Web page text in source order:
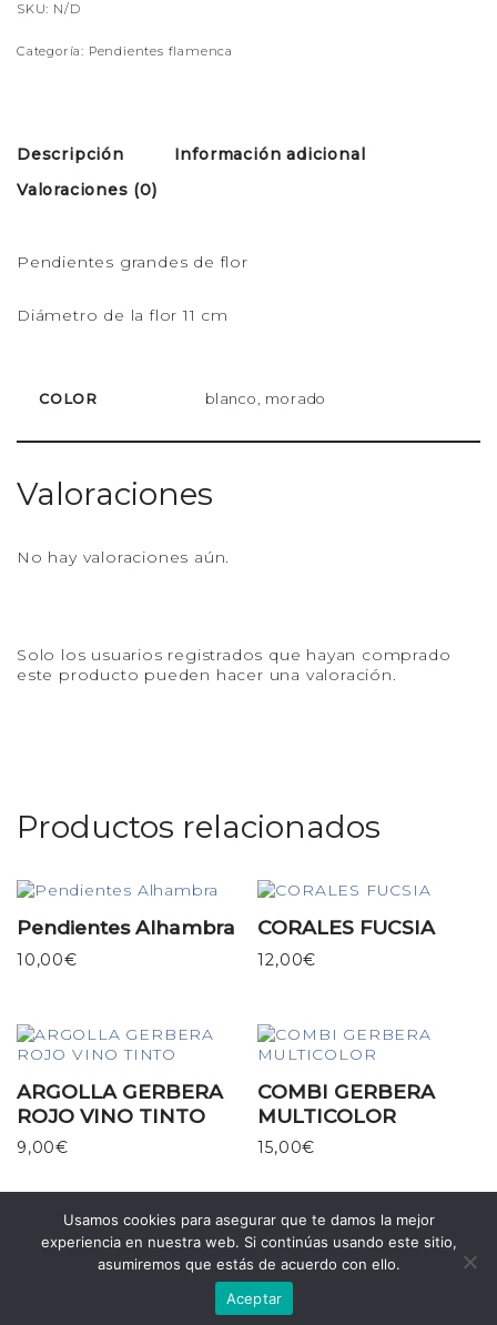
SKU: N/D
Categoría: Pendientes flamenca
Descripción
Información adicional
Valoraciones (0)
Pendientes grandes de flor
Diámetro de la flor 11 cm
COLOR blanco, morado
Valoraciones
No hay valoraciones aún.
Solo los usuarios registrados que hayan comprado
este producto pueden hacer una valoración.
Productos relacionados
Pendientes Alhambra
10,00€
CORALES FUCSIA
12,00€
ARGOLLA GERBERA
ROJO VINO TINTO
9,00€
COMBI GERBERA
MULTICOLOR
15,00€
| Funciona gracias a
Usamos cookies para asegurar que te damos la mejor
experiencia en nuestra web. Si continúas usando este sitio,
asumiremos que estás de acuerdo con ello.
Aceptar